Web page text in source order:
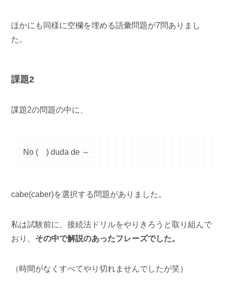
ほかにも同様に空欄を埋める語彙問題が7問ありまし
た。
課題2
課題2の問題の中に、
No ( ) duda de ～
cabe(caber)を選択する問題がありました。
私は試験前に、接続法ドリルをやりきろうと取り組んで
おり、 その中で解説のあったフレーズでした。
（時間がなくすべてやり切れませんでしたが笑）